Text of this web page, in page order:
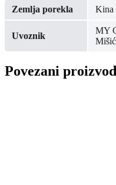
Zemlja porekla
Kina
Uvoznik
MY
Povezani